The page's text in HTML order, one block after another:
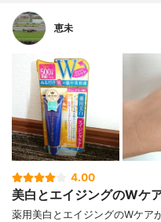
恵未
4.00
美白とエイジングのWケ
薬用美白とエイジングのWケア